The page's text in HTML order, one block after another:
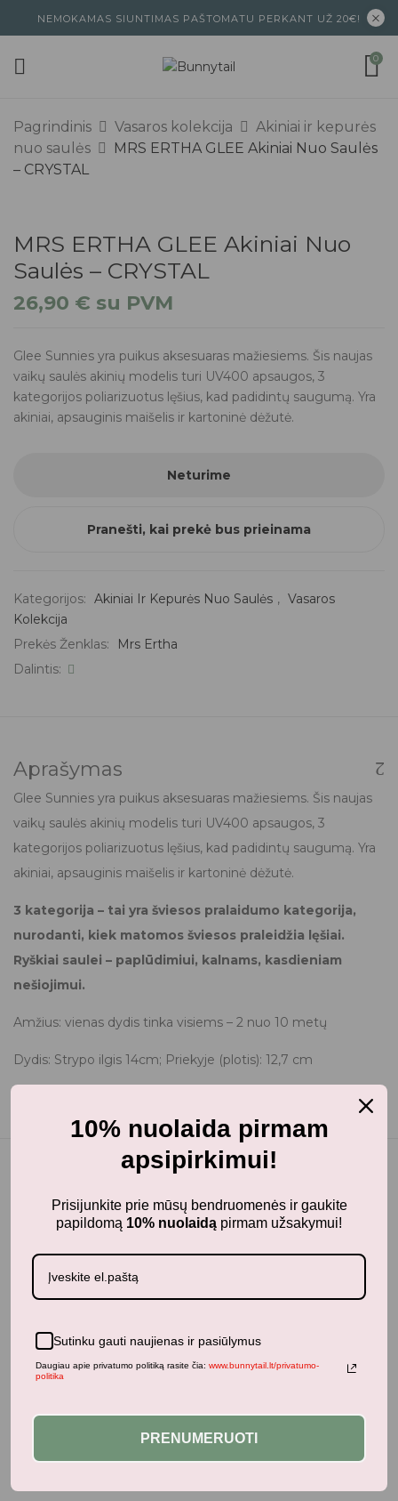
NEMOKAMAS SIUNTIMAS PAŠTOMATU PERKANT UŽ 20€!
0
Pagrindinis Vasaros kolekcija
Akiniai ir kepurės
nuo saulės
MRS ERTHA GLEE Akiniai Nuo Saulės
– CRYSTAL
MRS ERTHA GLEE Akiniai Nuo
Saulės – CRYSTAL
26,90 € su PVM
Glee Sunnies yra puikus aksesuaras mažiesiems. Šis naujas
vaikų saulės akinių modelis turi UV400 apsaugos, 3
kategorijos poliarizuotus lęšius, kad padidintų saugumą. Yra
akiniai, apsauginis maišelis ir kartoninė dėžutė.
Neturime
Pranešti, kai prekė bus prieinama
Kategorijos: Akiniai Ir Kepurės Nuo Saulės , Vasaros
Kolekcija
Prekės Ženklas:
Mrs Ertha
Dalintis:
Aprašymas
Glee Sunnies yra puikus aksesuaras mažiesiems. Šis naujas
vaikų saulės akinių modelis turi UV400 apsaugos, 3
kategorijos poliarizuotus lęšius, kad padidintų saugumą. Yra
akiniai, apsauginis maišelis ir kartoninė dėžutė.
3 kategorija – tai yra šviesos pralaidumo kategorija,
nurodanti, kiek matomos šviesos praleidžia lęšiai.
Ryškiai saulei – paplūdimiui, kalnams, kasdieniam
nešiojimui.
Amžius: vienas dydis tinka visiems – 2 nuo 10 metų
Dydis: Strypo ilgis 14cm; Priekyje (plotis): 12,7 cm
Jums taip pat gali patikti...
Panašūs produktai
Neseniai žiūrėti produktai
10% nuolaida pirmam
apsipirkimui!
Prisijunkite prie mūsų bendruomenės ir gaukite
papildomą 10% nuolaidą pirmam užsakymui!
Sutinku gauti naujienas ir pasiūlymus
Daugiau apie privatumo politiką rasite čia: www.bunnytail.lt/privatumo-
politika
PRENUMERUOTI